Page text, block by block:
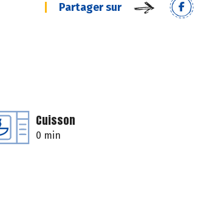
Partager sur
Cuisson
0 min